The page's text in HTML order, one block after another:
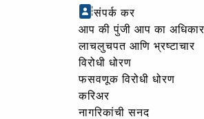
संपर्क कर
आप की पुंजी आप का अधिकार
लाचलुचपत आणि भ्रष्टाचार
विरोधी धोरण
फसवणूक विरोधी धोरण
करिअर
नागरिकांची सनद